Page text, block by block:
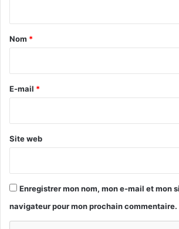
a
e
Nom *
E-mail *
Site web
Enregistrer mon nom, mon e-mail et mon
navigateur pour mon prochain commentaire.